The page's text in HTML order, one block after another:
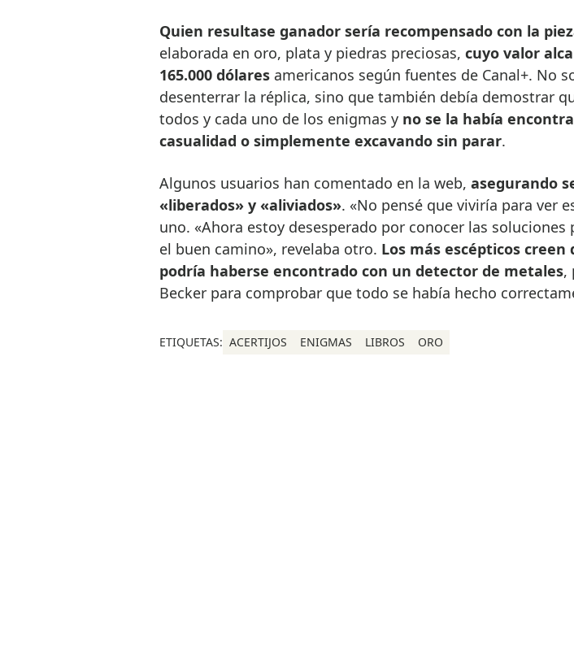
Quien resultase ganador sería recompensado con la
elaborada en oro, plata y piedras preciosas, cuyo valor
165.000 dólares americanos según fuentes de Canal+. No
desenterrar la réplica, sino que también debía demostrar
todos y cada uno de los enigmas y no se la había
casualidad o simplemente excavando sin parar.
Algunos usuarios han comentado en la web, asegurando
«liberados» y «aliviados». «No pensé que viviría para ver
uno. «Ahora estoy desesperado por conocer las soluciones
el buen camino», revelaba otro. Los más escépticos creen
podría haberse encontrado con un detector de metales,
Becker para comprobar que todo se había hecho
ETIQUETAS: ACERTIJOS ENIGMAS LIBROS ORO